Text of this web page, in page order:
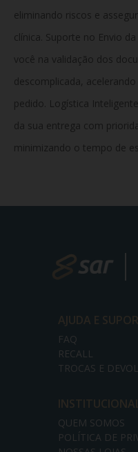
eliminando riscos e
clínica. Suporte no Envio
você na validação dos
descomplicada,
pedido. Logística
da sua entrega com
minimizando o tempo de
AJUDA E
FAQ
RECALL
TROCAS E
QUEM SOMOS
POLÍTICA DE